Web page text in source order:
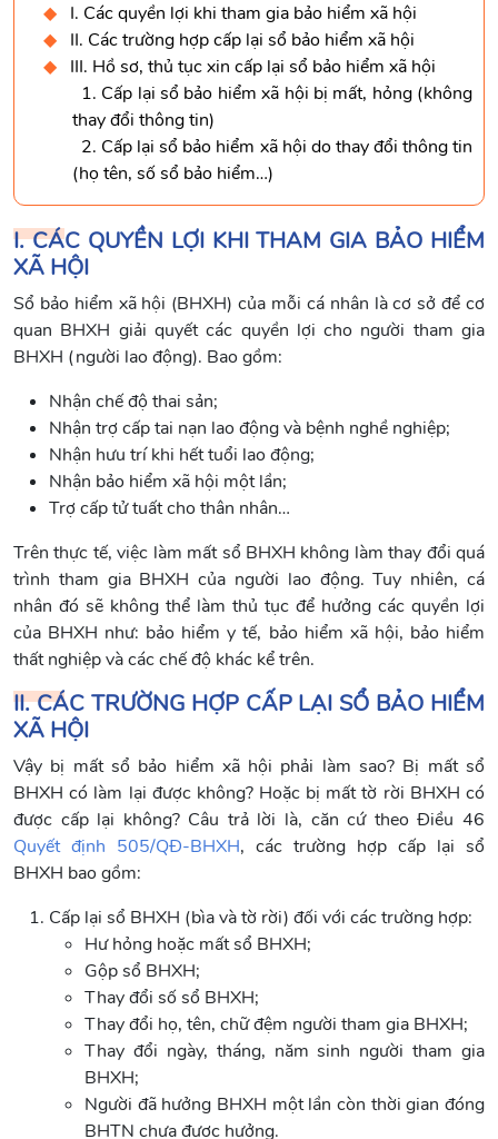
I. Các quyền lợi khi tham gia bảo hiểm xã hội
II. Các trường hợp cấp lại sổ bảo hiểm xã hội
III. Hồ sơ, thủ tục xin cấp lại sổ bảo hiểm xã hội
1. Cấp lại sổ bảo hiểm xã hội bị mất, hỏng (không
thay đổi thông tin)
2. Cấp lại sổ bảo hiểm xã hội do thay đổi thông tin
(họ tên, số sổ bảo hiểm…)
I. CÁC QUYỀN LỢI KHI THAM GIA BẢO HIỂM
XÃ HỘI
Sổ bảo hiểm xã hội (BHXH) của mỗi cá nhân là cơ sở để cơ
quan BHXH giải quyết các quyền lợi cho người tham gia
BHXH (người lao động). Bao gồm:
Nhận chế độ thai sản;
Nhận trợ cấp tai nạn lao động và bệnh nghề nghiệp;
Nhận hưu trí khi hết tuổi lao động;
Nhận bảo hiểm xã hội một lần;
Trợ cấp tử tuất cho thân nhân…
Trên thực tế, việc làm mất sổ BHXH không làm thay đổi quá
trình tham gia BHXH của người lao động. Tuy nhiên, cá
nhân đó sẽ không thể làm thủ tục để hưởng các quyền lợi
của BHXH như: bảo hiểm y tế, bảo hiểm xã hội, bảo hiểm
thất nghiệp và các chế độ khác kể trên.
II. CÁC TRƯỜNG HỢP CẤP LẠI SỔ BẢO HIỂM
XÃ HỘI
Vậy bị mất sổ bảo hiểm xã hội phải làm sao? Bị mất sổ
BHXH có làm lại được không? Hoặc bị mất tờ rời BHXH có
được cấp lại không? Câu trả lời là, căn cứ theo Điều 46
Quyết định 505/QĐ-BHXH, các trường hợp cấp lại sổ
BHXH bao gồm:
Cấp lại sổ BHXH (bìa và tờ rời) đối với các trường hợp:
Hư hỏng hoặc mất sổ BHXH;
Gộp sổ BHXH;
Thay đổi số sổ BHXH;
Thay đổi họ, tên, chữ đệm người tham gia BHXH;
Thay đổi ngày, tháng, năm sinh người tham gia
BHXH;
Người đã hưởng BHXH một lần còn thời gian đóng
BHTN chưa được hưởng.